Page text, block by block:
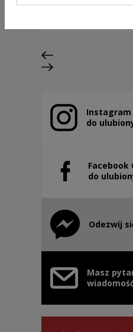
Previous slide
Next slide
Instagram
do
Note, the link will
Facebook
do
Note, the link will
Odezwij
Note, the link will
Masz